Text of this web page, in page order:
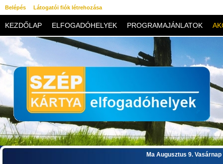
Belépés Látogatói fiók létrehozása
KEZDŐLAP ELFOGADÓHELYEK PROGRAMAJÁNLATOK
KAPCSOLAT
Ma Augusztus 9.